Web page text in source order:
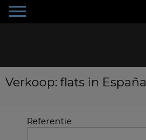
Verkoop: flats in España
Referentie